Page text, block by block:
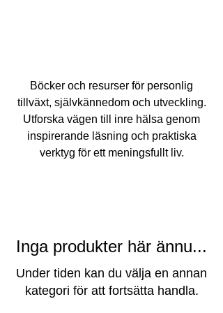
Böcker och resurser för personlig
tillväxt, självkännedom och utveckling.
Utforska vägen till inre hälsa genom
inspirerande läsning och praktiska
verktyg för ett meningsfullt liv.
Inga produkter här ännu...
Under tiden kan du välja en annan
kategori för att fortsätta handla.